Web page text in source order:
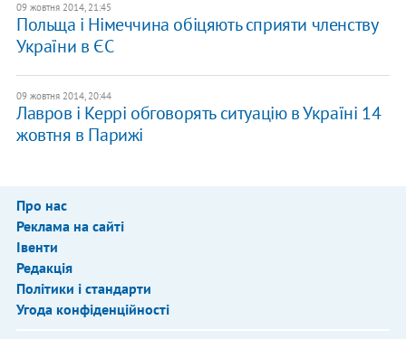
09 жовтня 2014, 21:45
Польща і Німеччина обіцяють сприяти членству
України в ЄС
09 жовтня 2014, 20:44
Лавров і Керрі обговорять ситуацію в Україні 14
жовтня в Парижі
Про нас
Реклама на сайті
Івенти
Редакція
Політики і стандарти
Угода конфіденційності